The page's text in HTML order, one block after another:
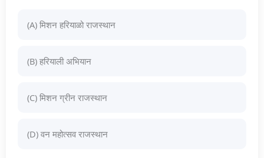
(A) मिशन हरियाळो राजस्थान
(B) हरियाली अभियान
(C) मिशन ग्रीन राजस्थान
(D) वन महोत्सव राजस्थान